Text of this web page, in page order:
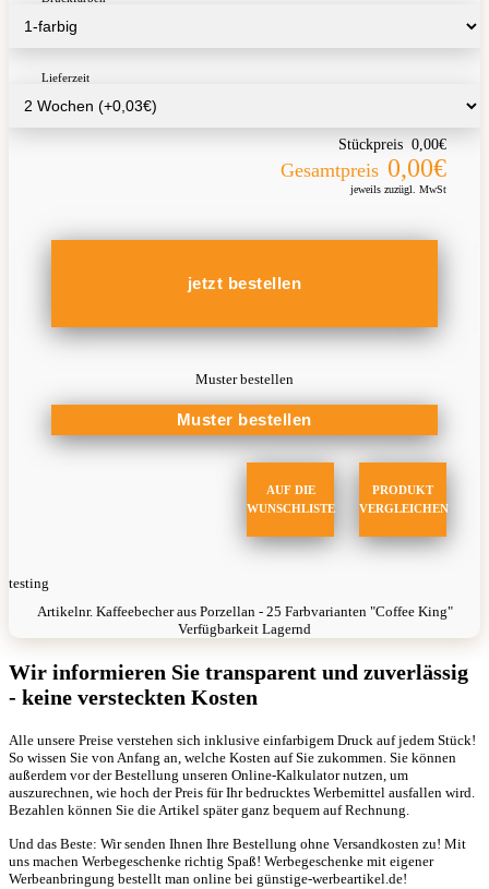
Lieferzeit
Stückpreis 0,00€
Gesamtpreis 0,00€
jeweils zuzügl. MwSt
Muster bestellen
AUF DIE
WUNSCHLISTE
PRODUKT
VERGLEICHEN
testing
Artikelnr.Kaffeebecher aus Porzellan - 25 Farbvarianten "Coffee King"
Verfügbarkeit Lagernd
Wir informieren Sie transparent und zuverlässig
- keine versteckten Kosten
Alle unsere Preise verstehen sich inklusive einfarbigem Druck auf jedem Stück!
So wissen Sie von Anfang an, welche Kosten auf Sie zukommen. Sie können
außerdem vor der Bestellung unseren Online-Kalkulator nutzen, um
auszurechnen, wie hoch der Preis für Ihr bedrucktes Werbemittel ausfallen wird.
Bezahlen können Sie die Artikel später ganz bequem auf Rechnung.
Und das Beste: Wir senden Ihnen Ihre Bestellung ohne Versandkosten zu! Mit
uns machen Werbegeschenke richtig Spaß! Werbegeschenke mit eigener
Werbeanbringung bestellt man online bei günstige-werbeartikel.de!